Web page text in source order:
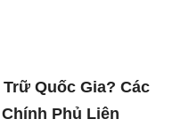
Quốc Gia? Các
Phủ Liên